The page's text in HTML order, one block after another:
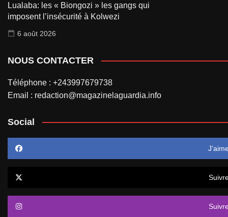
Lualaba: les « Biongozi » les gangs qui
imposent l’insécurité à Kolwezi
6 août 2026
NOUS CONTACTER
Téléphone : +243997679738
Email : redaction@magazinelaguardia.info
Social